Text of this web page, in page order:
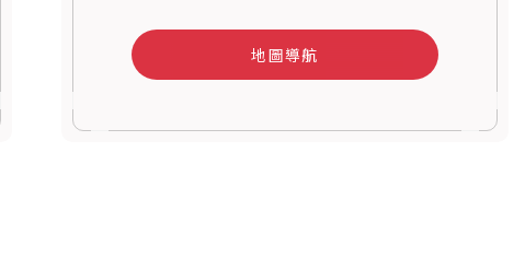
地圖導航